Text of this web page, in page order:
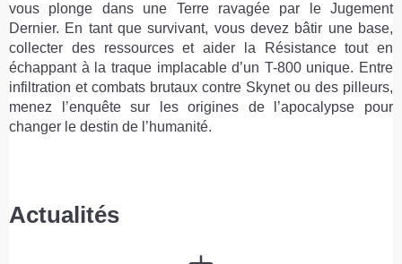
vous plonge dans une Terre ravagée par le Jugement
Dernier. En tant que survivant, vous devez bâtir une base,
collecter des ressources et aider la Résistance tout en
échappant à la traque implacable d’un T-800 unique. Entre
infiltration et combats brutaux contre Skynet ou des pilleurs,
menez l’enquête sur les origines de l’apocalypse pour
changer le destin de l’humanité.
Actualités